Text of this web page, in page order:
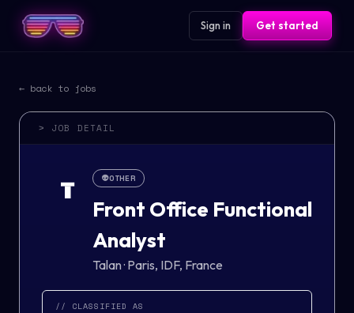
Sign in Get started
← back to jobs
> JOB DETAIL
T 👽OTHER
Front Office Functional
Analyst
Talan· Paris, IDF, France
// CLASSIFIED AS